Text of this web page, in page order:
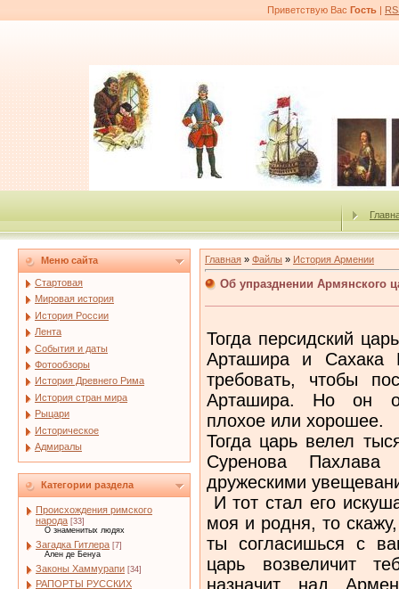
Приветствую Вас Гость |
Меню сайта
Стартовая
Мировая история
История России
Лента
События и даты
Фотообзоры
История Древнего Рима
История стран мира
Рыцари
Историческое
Адмиралы
Категории раздела
Происхождения римского
народа [33]
О знаменитых людях
Загадка Гитлера [7]
Ален де Бенуа
Законы Хаммурапи [34]
РАПОРТЫ РУССКИХ
Главная » Файлы » История Армении
Об упразднении Армянского
Тогда персидский
Арташира и Сахака
требовать, чтобы
Арташира. Но он
плохое или хорошее.
Тогда царь велел
Суренова
дружескими
И тот стал его
моя и родня, то
ты согласишься с
царь возвеличит
назначит над